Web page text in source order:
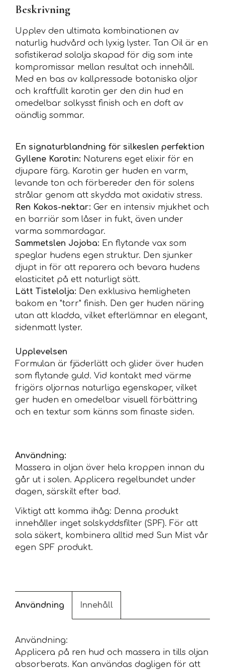
Beskrivning
Upplev den ultimata kombinationen av
naturlig hudvård och lyxig lyster. Tan Oil är en
sofistikerad sololja skapad för dig som inte
kompromissar mellan resultat och innehåll.
Med en bas av kallpressade botaniska oljor
och kraftfullt karotin ger den din hud en
omedelbar solkysst finish och en doft av
oändlig sommar.
En signaturblandning för silkeslen perfektion
Gyllene Karotin: Naturens eget elixir för en
djupare färg. Karotin ger huden en varm,
levande ton och förbereder den för solens
strålar genom att skydda mot oxidativ stress.
Ren Kokos-nektar: Ger en intensiv mjukhet och
en barriär som låser in fukt, även under
varma sommardagar.
Sammetslen Jojoba: En flytande vax som
speglar hudens egen struktur. Den sjunker
djupt in för att reparera och bevara hudens
elasticitet på ett naturligt sätt.
Lätt Tistelolja: Den exklusiva hemligheten
bakom en "torr" finish. Den ger huden näring
utan att kladda, vilket efterlämnar en elegant,
sidenmatt lyster.
Upplevelsen
Formulan är fjäderlätt och glider över huden
som flytande guld. Vid kontakt med värme
frigörs oljornas naturliga egenskaper, vilket
ger huden en omedelbar visuell förbättring
och en textur som känns som finaste siden.
Användning:
Massera in oljan över hela kroppen innan du
går ut i solen. Applicera regelbundet under
dagen, särskilt efter bad.
Viktigt att komma ihåg: Denna produkt
innehåller inget solskyddsfilter (SPF). För att
sola säkert, kombinera alltid med Sun Mist vår
egen SPF produkt.
Användning Innehåll
Användning:
Applicera på ren hud och massera in tills oljan
absorberats. Kan användas dagligen för att